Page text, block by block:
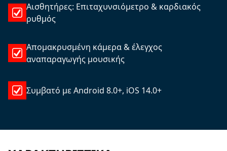
Αισθητήρες: Επιταχυνσιόμετρο & καρδιακός
ρυθμός
Απομακρυσμένη κάμερα & έλεγχος
αναπαραγωγής μουσικής
Συμβατό με Android 8.0+, iOS 14.0+